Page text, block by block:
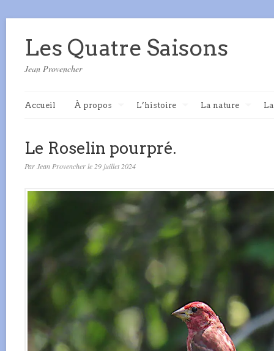
Les Quatre Saisons
Jean Provencher
Accueil À propos L’histoire La nature
Le Roselin pourpré.
Par Jean Provencher le 29 juillet 2024